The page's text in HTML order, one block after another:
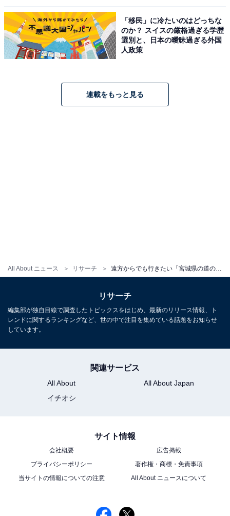
All About ニュース リサーチ
「あ・ら・伊達な」は、2024年「じゃらん」全国道の駅
グランプリ1位に輝いた人気の道の駅です。館内には地
元の新鮮な農産物や加工品、仙台名物の牛たんや笹かま
とでも有名。観光拠点としてもお土産選びの場としても
魅力的な道の駅です。
この記事の執筆者： 坂上 恵
All About ニュースの編集者。オールアバウトに入社後、SNSトレン
ちにAll About ニュースチームのメンバーに加入。現在は旅行・カル
チャー・エンタメなどを中心に企画編集を担当。東京都出身。居酒
「移民」に冷たいのはどっちな
のか？ スイスの厳格過ぎる学歴
選別と、日本の曖昧過ぎる外国
人政策
連載をもっと見る
リサーチ
編集部が独自目線で調査したトピックスをはじめ、最新のリリース情報、ト
レンドに関するランキングなど、世の中で注目を集めている話題をお知らせ
しています。
関連サービス
All About
All About Japan
イチオシ
サイト情報
会社概要
広告掲載
プライバシーポリシー
著作権・商標・免責事項
当サイトの情報についての注意
All About ニュースについて